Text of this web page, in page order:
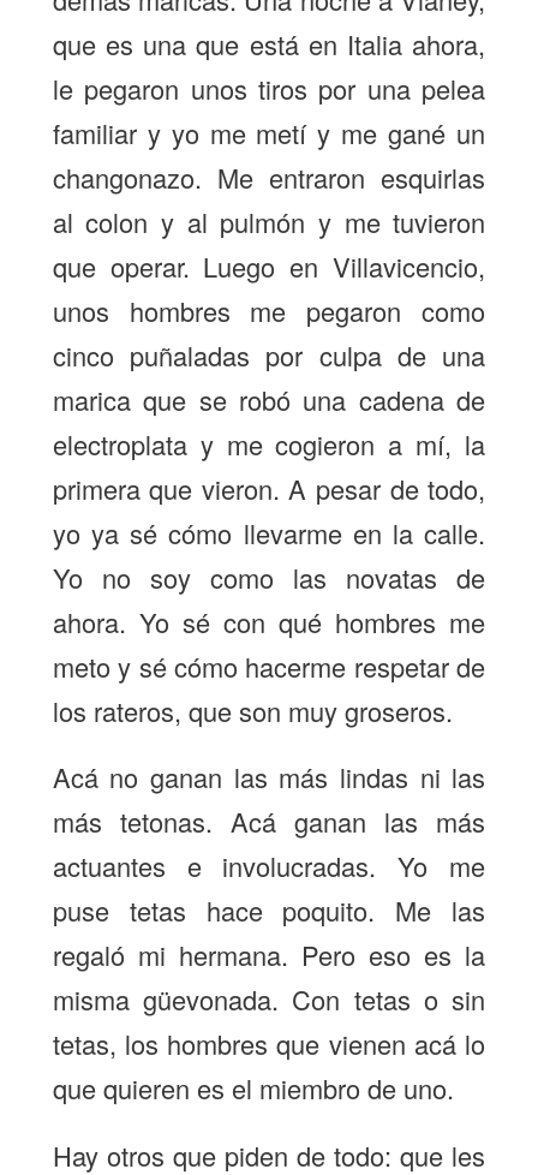
que es una que está en Italia ahora,
le pegaron unos tiros por una pelea
familiar y yo me metí y me gané un
changonazo. Me entraron esquirlas
al colon y al pulmón y me tuvieron
que operar. Luego en Villavicencio,
unos hombres me pegaron como
cinco puñaladas por culpa de una
marica que se robó una cadena de
electroplata y me cogieron a mí, la
primera que vieron. A pesar de todo,
yo ya sé cómo llevarme en la calle.
Yo no soy como las novatas de
ahora. Yo sé con qué hombres me
meto y sé cómo hacerme respetar de
los rateros, que son muy groseros.
Acá no ganan las más lindas ni las
más tetonas. Acá ganan las más
actuantes e involucradas. Yo me
puse tetas hace poquito. Me las
regaló mi hermana. Pero eso es la
misma güevonada. Con tetas o sin
tetas, los hombres que vienen acá lo
que quieren es el miembro de uno.
Hay otros que piden de todo: que les